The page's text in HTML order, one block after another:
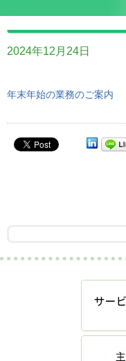
2024年12月24日
年末年始の業務のご案内